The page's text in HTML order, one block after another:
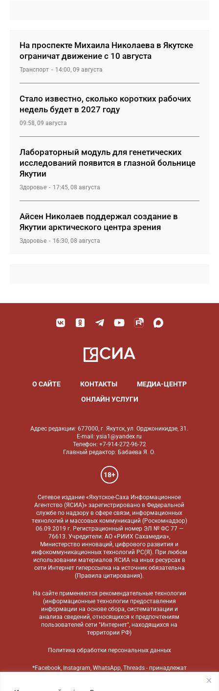
На проспекте Михаила Николаева в Якутске
ограничат движение с 10 августа
Транспорт 14:00, 09 августа
Стало известно, сколько коротких рабочих
недель будет в 2027 году
09:58, 09 августа
Лабораторный модуль для генетических
исследований появится в глазной больнице
Якутии
Здоровье 17:45, 08 августа
Айсен Николаев поддержал создание в
Якутии арктического центра зрения
Здоровье 16:30, 08 августа
О САЙТЕ КОНТАКТЫ
МЕДИА-ЦЕНТР
ОНЛАЙН УСЛУГИ
Адрес редакции: 677000, г. Якутск, ул. Орджоникидзе, 31.
E-mail: ysia1@yandex.ru
Телефон: +7-914-272-96-72
Главный редактор: Бабаева Я. О.
18+
Сетевое издание «Якутское-Саха Информационное
Агентство (ЯСИА)» зарегистрировано в Федеральной
службе по надзору в сфере связи, информационных
технологий и массовых коммуникаций (Роскомнадзор)
06.09.2019 г. Регистрационный номер ЭЛ № ФС 77 —
76613. Учредители: АО «РИИХ Сахамедиа»,
Министерство инноваций, цифрового развития и
инфокоммуникационных технологий РС(Я). При любом
использовании материалов ЯСИА на иных ресурсах в
сети Интернет гиперссылка на источник обязательна
(Правила цитирования).
На сайте применяются рекомендательные технологии
(информационные технологии предоставления
информации на основе сбора, систематизации и
анализа сведений, относящихся к предпочтениям
пользователей сети "Интернет", находящихся на
территории РФ)
Политика обработки персональных данных
*Facebook, Instagram, WhatsApp, Threads - принадлежат